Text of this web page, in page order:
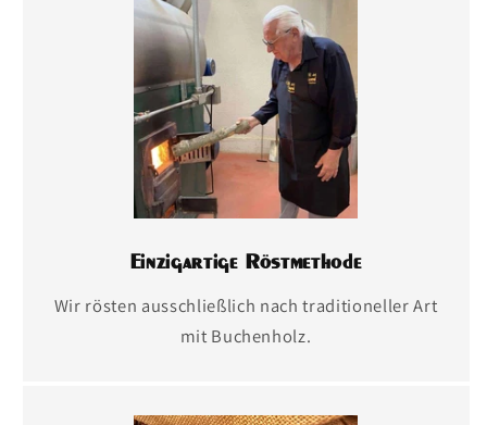
Einzigartige Röstmethode
Wir rösten ausschließlich nach traditioneller Art
mit Buchenholz.